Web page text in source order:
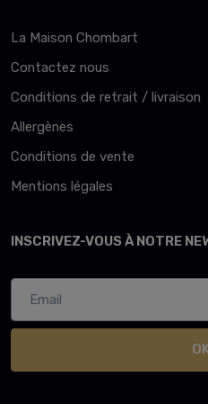
La Maison Chombart
Contactez nous
Conditions de retrait / livraison
Allergènes
Conditions de vente
Mentions légales
INSCRIVEZ-VOUS À NOTRE